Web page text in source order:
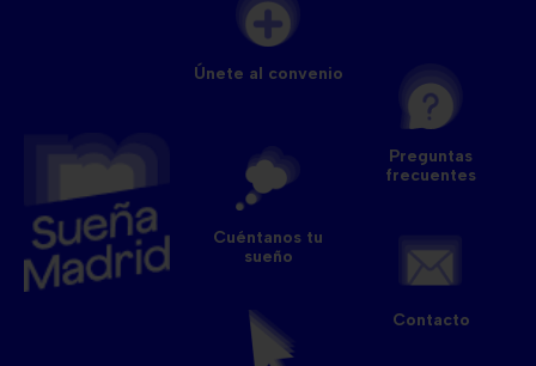
Únete al convenio
Cuéntanos tu
sueño
Preguntas
frecuentes
Contacto